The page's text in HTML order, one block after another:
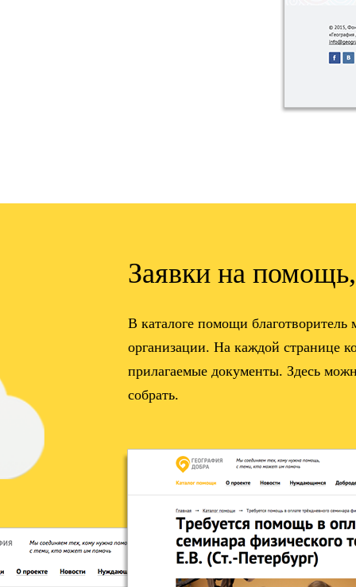
Заявки на
В каталоге помощи
организации. На каждой странице
прилагаемые документы. Здесь
собрать.